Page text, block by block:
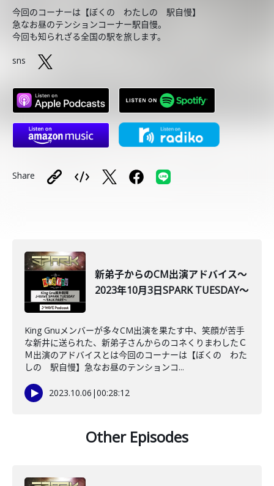
今回のコーナーは【ぼくの わたしの 駅自慢】
急なお昼のテンションコーナー駅自慢。
今回も知られざる全国の駅を旅します。
sns
Share
新弟子からのCM出演アドバイス～
2023年10月3日SPARK TUESDAY～
King Gnuメンバーが多々CM出演を果たす中、笑顔が苦手
な新井に送られた、新弟子さんからのコネくりまわしたＣ
Ｍ出演のアドバイスとは今回のコーナーは【ぼくの わた
しの 駅自慢】急なお昼のテンションコ...
2023.10.06 |00:28:12
Other Episodes